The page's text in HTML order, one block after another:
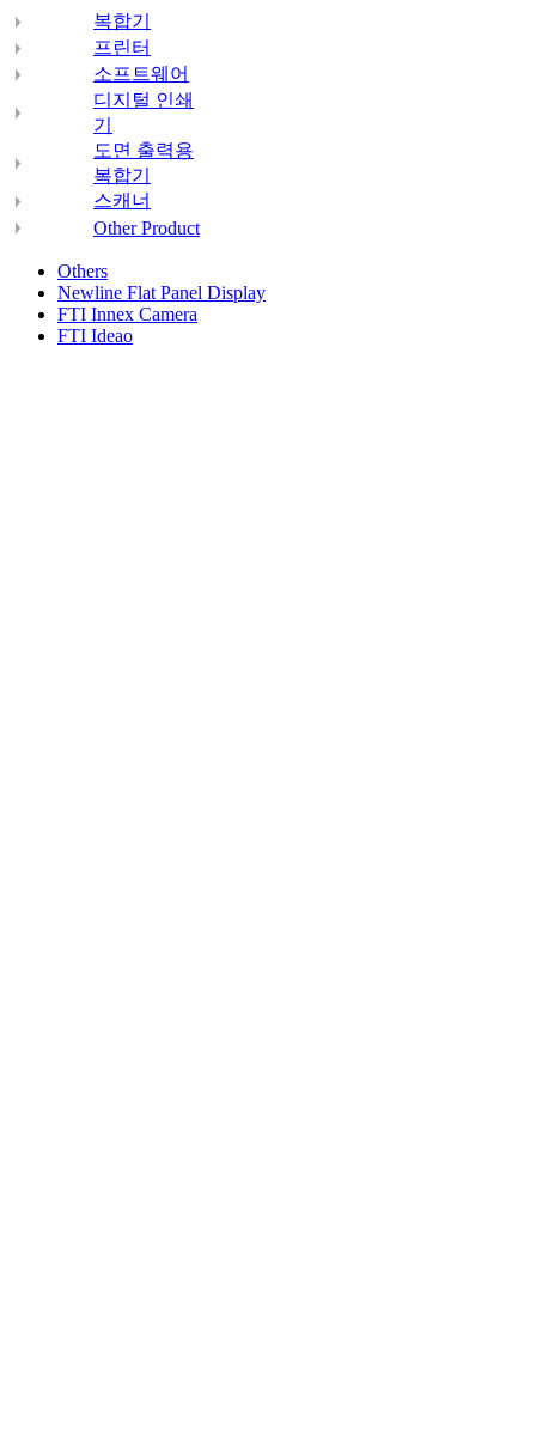
복합기
프린터
소프트웨어
디지털 인쇄
기
도면 출력용
복합기
스캐너
Other Product
Others
Newline Flat Panel Display
FTI Innex Camera
FTI Ideao